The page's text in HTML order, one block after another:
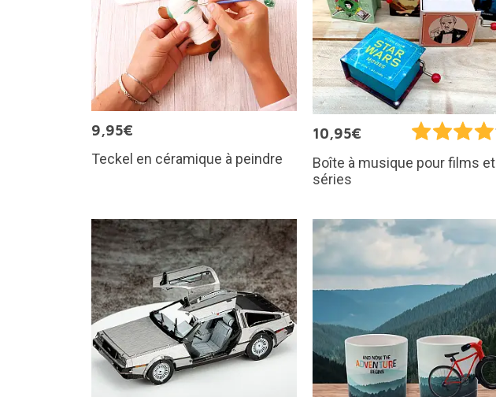
9,95€
Teckel en céramique à peindre
10,95€
Boîte à musique pour films et
séries